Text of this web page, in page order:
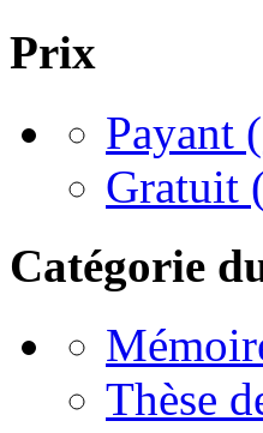
Prix
Payant
Gratuit
Catégorie
Thèse